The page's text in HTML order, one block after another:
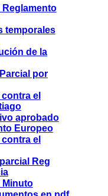
Reglamento
temporales
de la
por
el
aprobado
Europeo
el
Reg
Minuto